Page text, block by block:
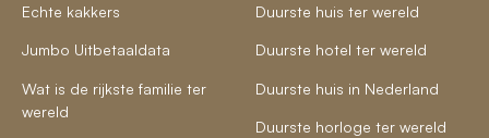
Echte kakkers
Jumbo Uitbetaaldata
Wat is de rijkste familie ter
wereld
Duurste huis ter wereld
Duurste hotel ter wereld
Duurste huis in Nederland
Duurste horloge ter wereld